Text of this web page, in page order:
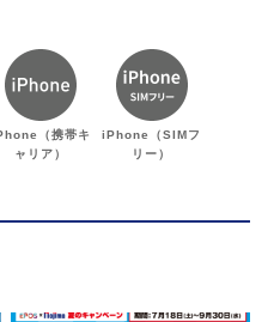
（携帯キ
ャリア）
iPhone（SIMフ
リー）